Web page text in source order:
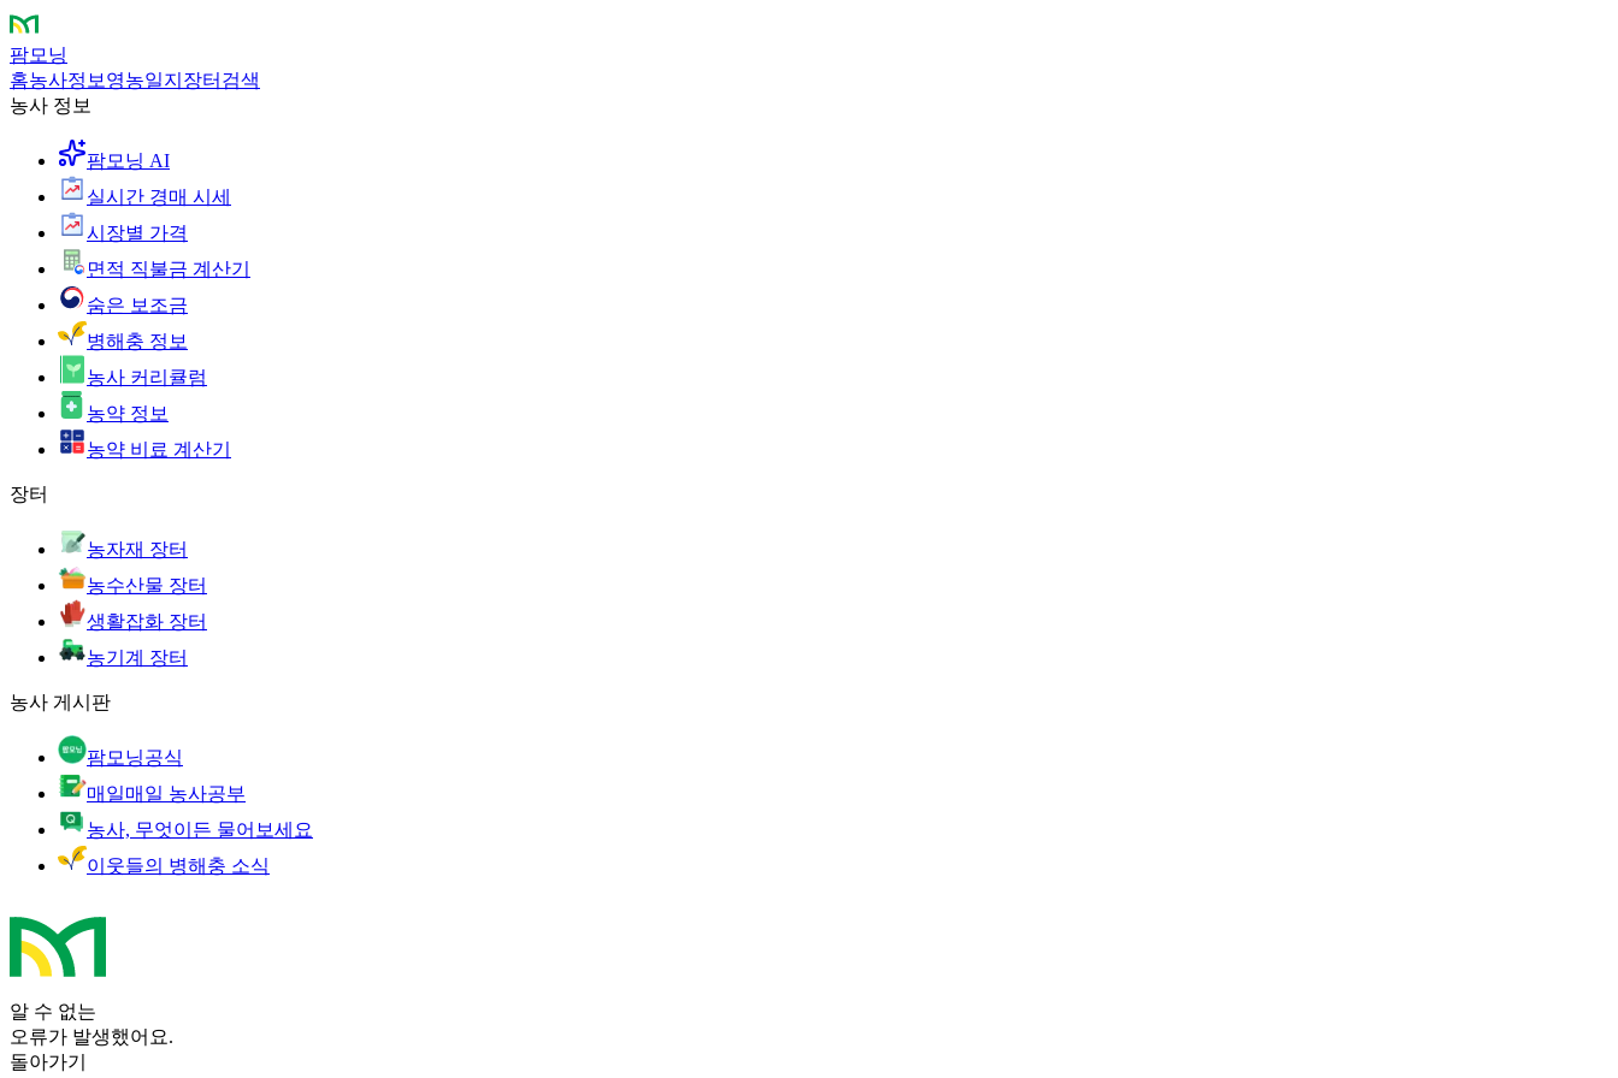
팜모닝
홈농사정보 영농일지 장터 검색
농사 정보
팜모닝 AI
실시간 경매 시세
시장별 가격
면적 직불금 계산기
숨은 보조금
병해충 정보
농사 커리큘럼
농약 정보
농약 비료 계산기
장터
농자재 장터
농수산물 장터
생활잡화 장터
농기계 장터
농사 게시판
팜모닝공식
매일매일 농사공부
농사, 무엇이든 물어보세요
이웃들의 병해충 소식
알 수 없는
오류가 발생했어요.
돌아가기